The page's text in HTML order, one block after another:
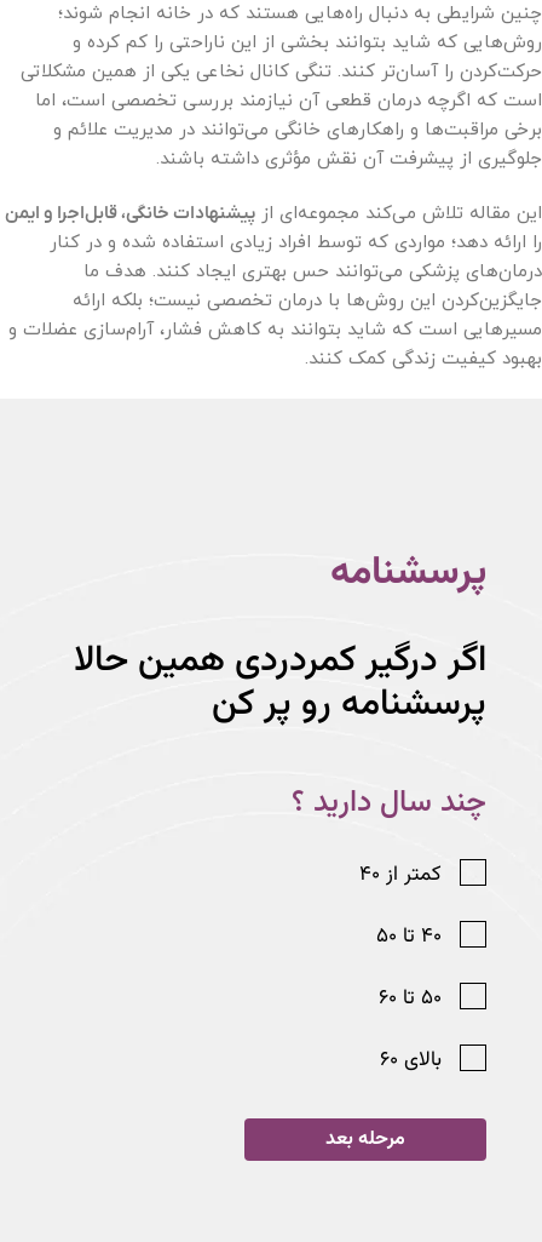
چنین شرایطی به دنبال راه‌هایی هستند که در خانه انجام شوند؛
روش‌هایی که شاید بتوانند بخشی از این ناراحتی را کم کرده و
حرکت‌کردن را آسان‌تر کنند. تنگی کانال نخاعی یکی از همین مشکلاتی
است که اگرچه درمان قطعی آن نیازمند بررسی تخصصی است، اما
برخی مراقبت‌ها و راهکارهای خانگی می‌توانند در مدیریت علائم و
جلوگیری از پیشرفت آن نقش مؤثری داشته باشند.
این مقاله تلاش می‌کند مجموعه‌ای از پیشنهادات خانگی، قابل‌اجرا و ایمن
را ارائه دهد؛ مواردی که توسط افراد زیادی استفاده شده و در کنار
درمان‌های پزشکی می‌توانند حس بهتری ایجاد کنند. هدف ما
جایگزین‌کردن این روش‌ها با درمان تخصصی نیست؛ بلکه ارائه
مسیرهایی است که شاید بتوانند به کاهش فشار، آرام‌سازی عضلات و
بهبود کیفیت زندگی کمک کنند.